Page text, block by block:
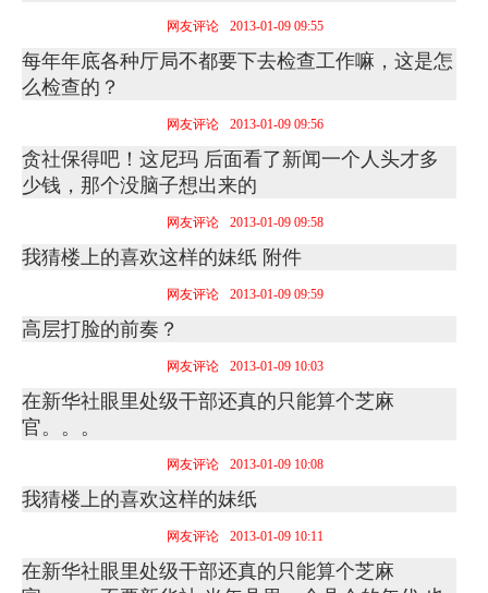
网友评论 2013-01-09 09:55
每年年底各种厅局不都要下去检查工作嘛，这是怎
么检查的？
网友评论 2013-01-09 09:56
贪社保得吧！这尼玛 后面看了新闻一个人头才多
少钱，那个没脑子想出来的
网友评论 2013-01-09 09:58
我猜楼上的喜欢这样的妹纸 附件
网友评论 2013-01-09 09:59
高层打脸的前奏？
网友评论 2013-01-09 10:03
在新华社眼里处级干部还真的只能算个芝麻
官。。。
网友评论 2013-01-09 10:08
我猜楼上的喜欢这样的妹纸
网友评论 2013-01-09 10:11
在新华社眼里处级干部还真的只能算个芝麻